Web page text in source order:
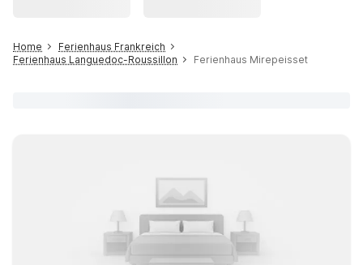
Home
Ferienhaus Frankreich
Ferienhaus Languedoc-Roussillon
Ferienhaus Mirepeisset